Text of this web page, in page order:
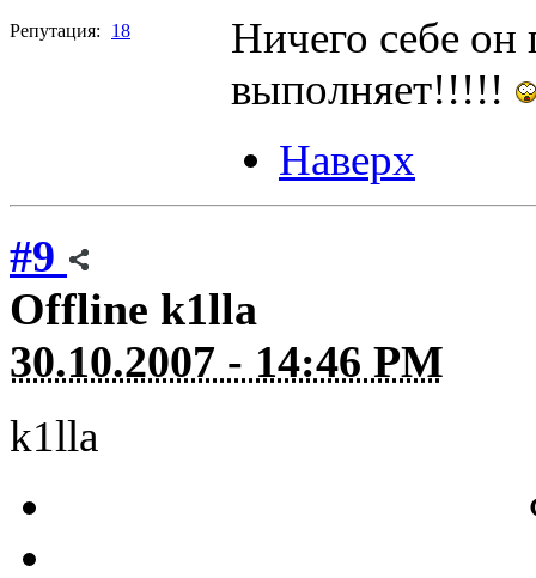
Репутация: 18
Ничего себе он
выполняет!!!!!
Наверх
#9
Offline k1lla
30.10.2007 - 14:46 PM
k1lla